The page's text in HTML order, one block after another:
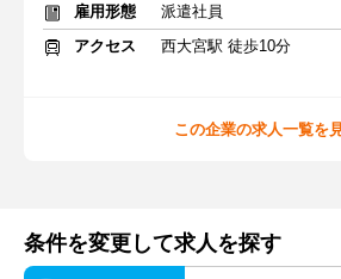
雇用形態
派遣社員
アクセス
西大宮駅 徒歩10分
この企業の求人一覧を
条件を変更して求人を探す